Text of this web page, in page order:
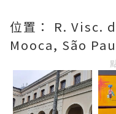
位置： R. Visc.
Mooca, São